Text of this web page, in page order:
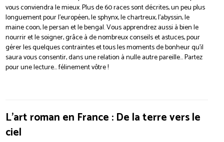
vous conviendra le mieux. Plus de 60 races sont décrites, un peu plus
longuement pour l’européen, le sphynx, le chartreux, l’abyssin, le
maine coon, le persan et le bengal. Vous apprendrez aussi à bien le
nourrir et le soigner, grâce à de nombreux conseils et astuces, pour
gérer les quelques contraintes et tous les moments de bonheur qu’il
saura vous consentir, dans une relation à nulle autre pareille… Partez
pour une lecture… félinement vôtre !
L’art roman en France : De la terre vers le
ciel